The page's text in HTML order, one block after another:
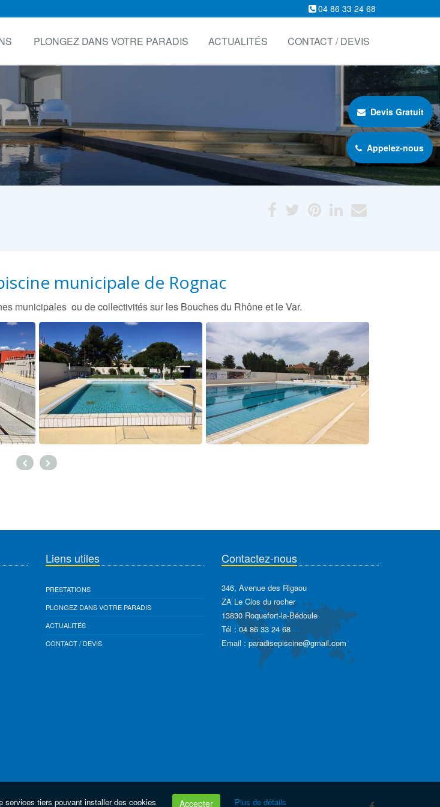
04 86 33 24 68
PLONGEZ DANS VOTRE PARADIS ACTUALITÉS CONTACT / DEVIS
municipale de Rognac
municipales ou de collectivités sur les Bouches du Rhône et le Var.
Liens utiles
PRESTATIONS
PLONGEZ DANS VOTRE PARADIS
ACTUALITÉS
CONTACT / DEVIS
Contactez-nous
346, Avenue des Rigaou
ZA Le Clos du rocher
13830 Roquefort-la-Bédoule
Tél : 04 86 33 24 68
Email : paradisepiscine@gmail.com
Devis Gratuit
Appelez-nous
tiers pouvant installer des cookies Accepter Plus de détails